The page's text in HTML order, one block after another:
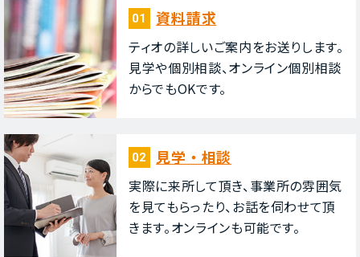
01 資料請求
ティオの詳しいご案内をお送りします。
⾒学や個別相談、オンライン個別相談
からでもOKです。
02 ⾒学・相談
実際に来所して頂き、事業所の雰囲気
を⾒てもらったり、お話を伺わせて頂
きます。オンラインも可能です。